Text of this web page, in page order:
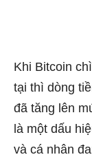
Khi Bitcoin
tại thì dòng
đã tăng lên
là một dấu
và cá nhân